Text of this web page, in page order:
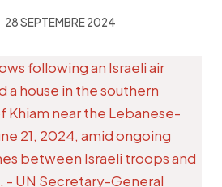
28 SEPTEMBRE 2024